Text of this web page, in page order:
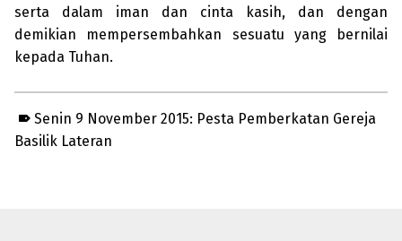
serta dalam iman dan cinta kasih, dan dengan
demikian mempersembahkan sesuatu yang bernilai
kepada Tuhan.
Senin 9 November 2015: Pesta Pemberkatan Gereja
Basilik Lateran